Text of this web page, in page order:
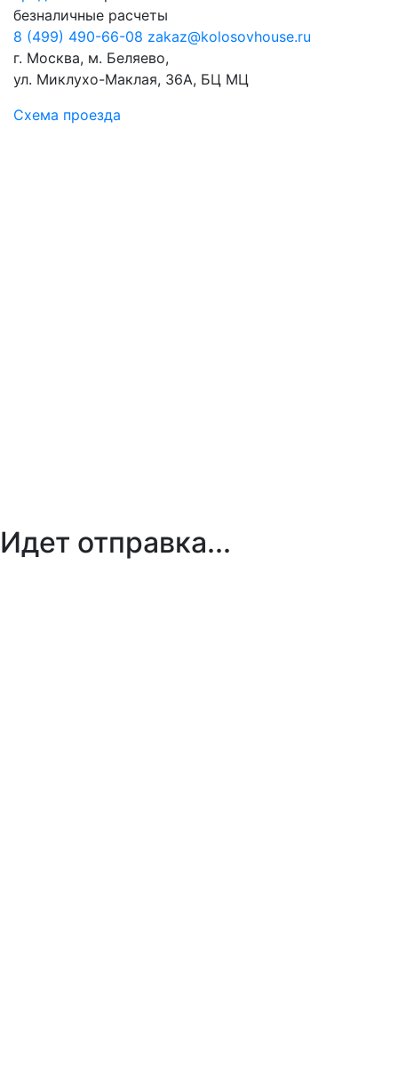
безналичные расчеты
8 (499) 490-66-08 zakaz@kolosovhouse.ru
г. Москва, м. Беляево,
ул. Миклухо-Маклая, 36А, БЦ МЦ
Схема проезда
Идет отправка...